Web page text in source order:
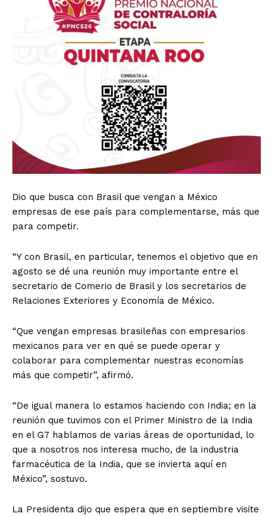
Dio que busca con Brasil que vengan a México
empresas de ese país para complementarse, más que
para competir.
“Y con Brasil, en particular, tenemos el objetivo que en
agosto se dé una reunión muy importante entre el
secretario de Comerio de Brasil y los secretarios de
Relaciones Exteriores y Economía de México.
“Que vengan empresas brasileñas con empresarios
mexicanos para ver en qué se puede operar y
colaborar para complementar nuestras economías
más que competir”, afirmó.
“De igual manera lo estamos haciendo con India; en la
reunión que tuvimos con el Primer Ministro de la India
en el G7 hablamos de varias áreas de oportunidad, lo
que a nosotros nos interesa mucho, de la industria
farmacéutica de la India, que se invierta aquí en
México”, sostuvo.
La Presidenta dijo que espera que en septiembre visite